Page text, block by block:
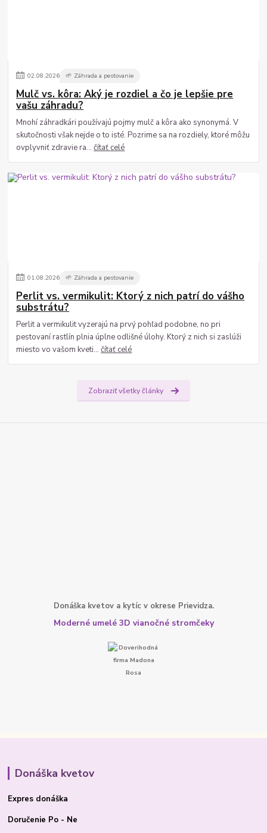
02.08.2026 🌱 Záhrada a pestovanie
Mulč vs. kôra: Aký je rozdiel a čo je lepšie pre
vašu záhradu?
Mnohí záhradkári používajú pojmy mulč a kôra ako synonymá. V
skutočnosti však nejde o to isté. Pozrime sa na rozdiely, ktoré môžu
ovplyvniť zdravie ra...čítať celé
01.08.2026 🌱 Záhrada a pestovanie
Perlit vs. vermikulit: Ktorý z nich patrí do vášho
substrátu?
Perlit a vermikulit vyzerajú na prvý pohľad podobne, no pri
pestovaní rastlín plnia úplne odlišné úlohy. Ktorý z nich si zaslúži
miesto vo vašom kveti...čítať celé
Zobraziť všetky články
Donáška kvetov a kytíc v okrese Prievidza.
Moderné umelé 3D vianočné stromčeky
Donáška kvetov
Expres donáška
Doručenie Po - Ne